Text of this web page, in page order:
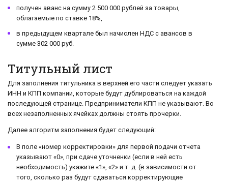
получен аванс на сумму 2 500 000 рублей за товары,
облагаемые по ставке 18%,
в предыдущем квартале был начислен НДС с авансов в
сумме 302 000 руб.
Титульный лист
Для заполнения титульника в верхней его части следует указать
ИНН и КПП компании, которые будут дублироваться на каждой
последующей странице. Предприниматели КПП не указывают. Во
всех незаполненных ячейках должны стоять прочерки.
Далее алгоритм заполнения будет следующий:
В поле «номер корректировки» для первой подачи отчета
указывают «0», при сдаче уточненки (если в ней есть
необходимость) укажите «1», «2» и т. д. (в зависимости от
того, сколько раз будут сдаваться корректирующие